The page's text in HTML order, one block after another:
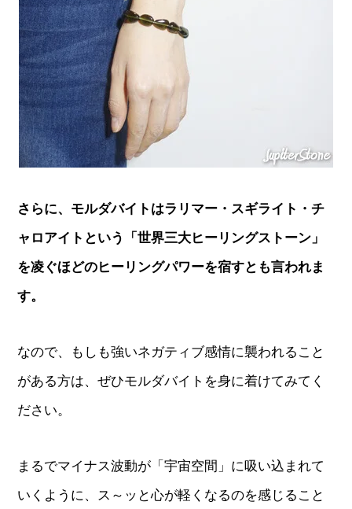
さらに、モルダバイトはラリマー・スギライト・チ
ャロアイトという「世界三大ヒーリングストーン」
を凌ぐほどのヒーリングパワーを宿すとも言われま
す。
なので、もしも強いネガティブ感情に襲われること
がある方は、ぜひモルダバイトを身に着けてみてく
ださい。
まるでマイナス波動が「宇宙空間」に吸い込まれて
いくように、ス～ッと心が軽くなるのを感じること